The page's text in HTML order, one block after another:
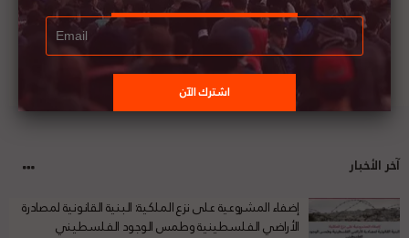
آخر الأخبار
إضفاء المشروعية على نزع الملكية: البنية القانونية لمصادرة
الأراضي الفلسطينية وطمس الوجود الفلسطيني